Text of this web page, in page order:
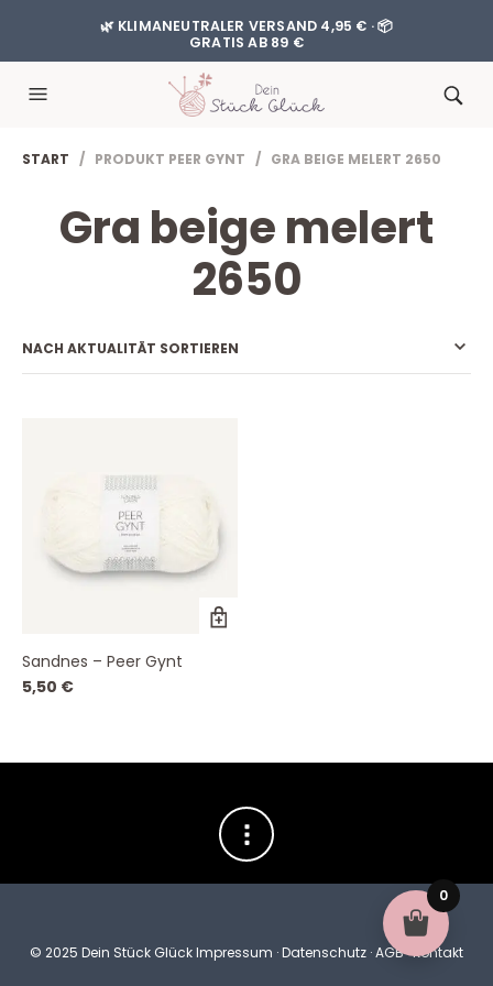
🌿 KLIMANEUTRALER VERSAND 4,95 € · 📦
GRATIS AB 89 €
START / PRODUKT PEER GYNT / GRA BEIGE MELERT 2650
Gra beige melert
2650
können
der
Produktseite
gewählt
werden
Sandnes – Peer Gynt
5,50 €
© 2025 Dein Stück GlückImpressum ·Datenschutz ·AGB·Kontakt
0